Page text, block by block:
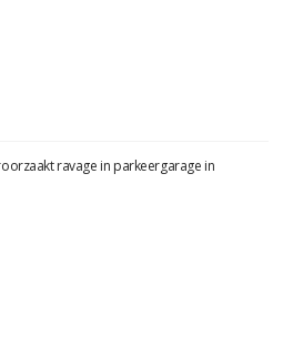
ravage in parkeergarage in